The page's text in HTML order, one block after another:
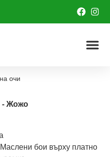
очи
- Жожо
Маслени бои върху платно